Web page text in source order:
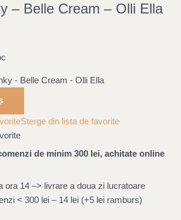
– Belle Cream – Olli Ella
- Belle Cream - Olli Ella
Sterge din lista de favorite
de minim 300 lei, achitate online
ora 14 –> livrare a doua zi lucratoare
< 300 lei – 14 lei (+5 lei ramburs)